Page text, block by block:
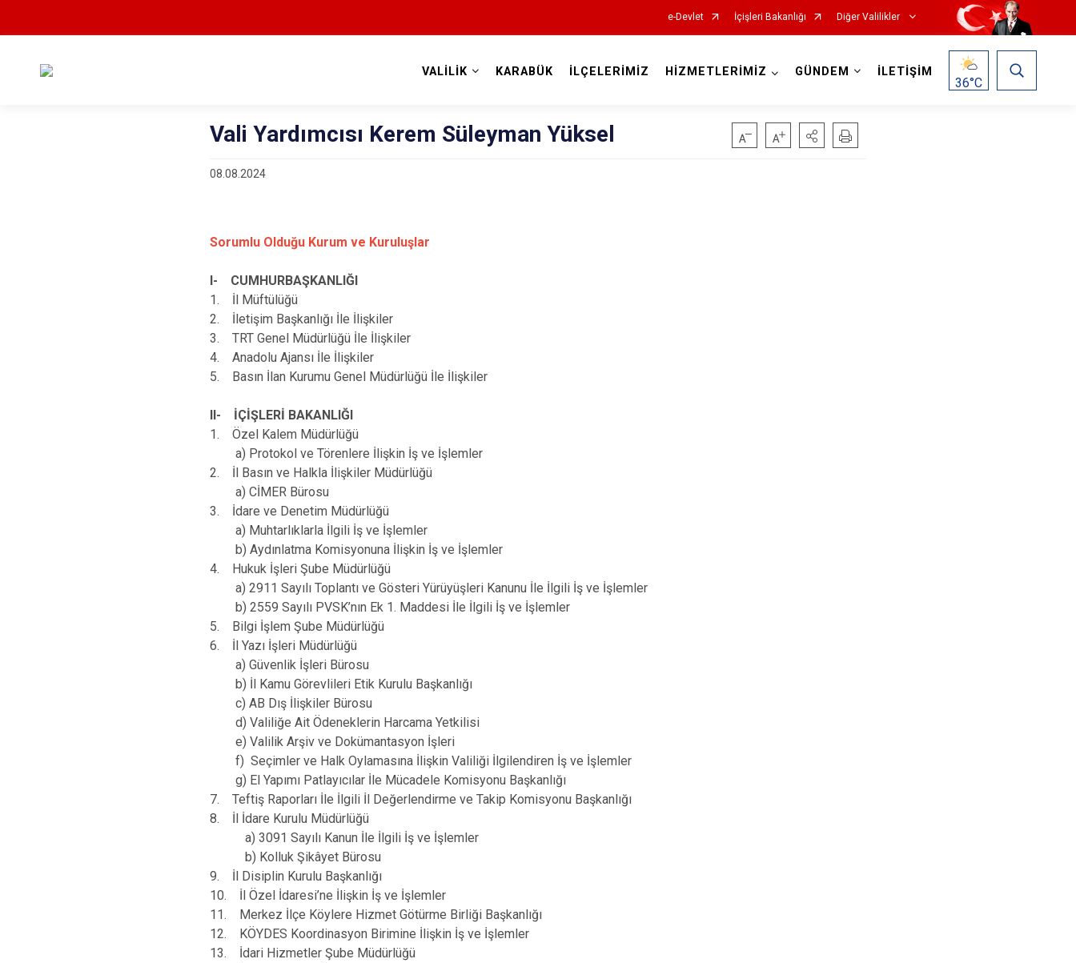
e-Devlet İçişleri Bakanlığı Diğer Valilikler
VALİLİK KARABÜK İLÇELERİMİZ HİZMETLERİMİZ GÜNDEM İLETİŞİM
36°C
Vali Yardımcısı Kerem Süleyman Yüksel
08.08.2024
Sorumlu Olduğu Kurum ve Kuruluşlar
I- CUMHURBAŞKANLIĞI
1. İl Müftülüğü
2. İletişim Başkanlığı İle İlişkiler
3. TRT Genel Müdürlüğü İle İlişkiler
4. Anadolu Ajansı İle İlişkiler
5. Basın İlan Kurumu Genel Müdürlüğü İle İlişkiler
II- İÇİŞLERİ BAKANLIĞI
1. Özel Kalem Müdürlüğü
a) Protokol ve Törenlere İlişkin İş ve İşlemler
2. İl Basın ve Halkla İlişkiler Müdürlüğü
a) CİMER Bürosu
3. İdare ve Denetim Müdürlüğü
a) Muhtarlıklarla İlgili İş ve İşlemler
b) Aydınlatma Komisyonuna İlişkin İş ve İşlemler
4. Hukuk İşleri Şube Müdürlüğü
a) 2911 Sayılı Toplantı ve Gösteri Yürüyüşleri Kanunu İle İlgili İş ve İşlemler
b) 2559 Sayılı PVSK’nın Ek 1. Maddesi İle İlgili İş ve İşlemler
5. Bilgi İşlem Şube Müdürlüğü
6. İl Yazı İşleri Müdürlüğü
a) Güvenlik İşleri Bürosu
b) İl Kamu Görevlileri Etik Kurulu Başkanlığı
c) AB Dış İlişkiler Bürosu
d) Valiliğe Ait Ödeneklerin Harcama Yetkilisi
e) Valilik Arşiv ve Dokümantasyon İşleri
f) Seçimler ve Halk Oylamasına İlişkin Valiliği İlgilendiren İş ve İşlemler
g) El Yapımı Patlayıcılar İle Mücadele Komisyonu Başkanlığı
7. Teftiş Raporları İle İlgili İl Değerlendirme ve Takip Komisyonu Başkanlığı
8. İl İdare Kurulu Müdürlüğü
a) 3091 Sayılı Kanun İle İlgili İş ve İşlemler
b) Kolluk Şikâyet Bürosu
9. İl Disiplin Kurulu Başkanlığı
10. İl Özel İdaresi’ne İlişkin İş ve İşlemler
11. Merkez İlçe Köylere Hizmet Götürme Birliği Başkanlığı
12. KÖYDES Koordinasyon Birimine İlişkin İş ve İşlemler
13. İdari Hizmetler Şube Müdürlüğü